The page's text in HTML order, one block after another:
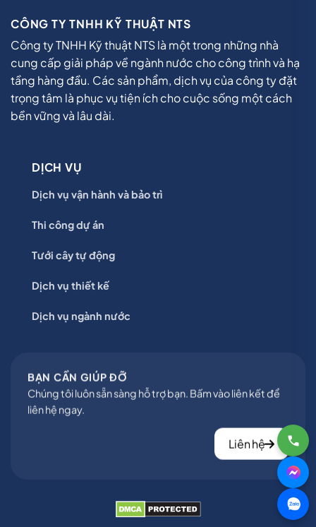
CÔNG TY TNHH KỸ THUẬT NTS
Công ty TNHH Kỹ thuật NTS là một trong những nhà
cung cấp giải pháp về ngành nước cho công trình và hạ
tầng hàng đầu. Các sản phẩm, dịch vụ của công ty đặt
trọng tâm là phục vụ tiện ích cho cuộc sống một cách
bền vững và lâu dài.
DỊCH VỤ
Dịch vụ vận hành và bảo trì
Thi công dự án
Tưới cây tự động
Dịch vụ thiết kế
Dịch vụ ngành nước
BẠN CẦN GIÚP ĐỠ
Chúng tôi luôn sẵn sàng hỗ trợ bạn. Bấm vào liên kết để
liên hệ ngay.
Liên hệ